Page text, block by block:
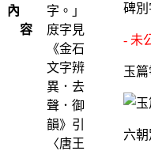
內
容
字。」
庻字見
《金石
文字辨
異．去
聲．御
韻》引
〈唐王
碑別
- 未
玉
六